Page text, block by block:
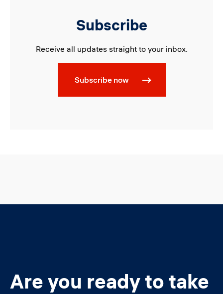
Subscribe
Receive all updates straight to your inbox.
Subscribe now
Are you ready to take